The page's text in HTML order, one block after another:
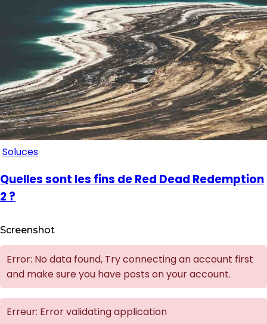
Soluces
Quelles sont les fins de Red Dead Redemption
2 ?
Screenshot
Error: No data found, Try connecting an account first
and make sure you have posts on your account.
Erreur: Error validating application